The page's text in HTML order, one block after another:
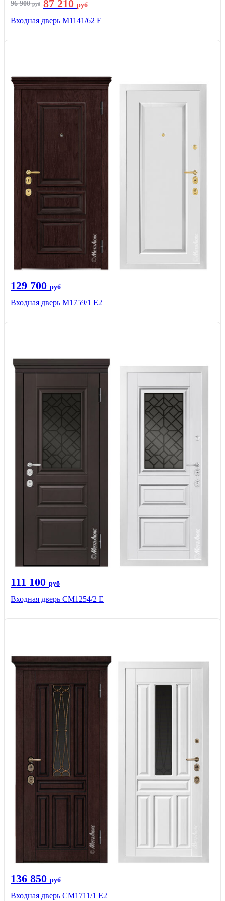
96 900руб 87 210 руб
Входная дверь М1141/62 Е
129 700 руб
Входная дверь М1759/1 Е2
111 100 руб
Входная дверь СМ1254/2 E
136 850 руб
Входная дверь CМ1711/1 Е2